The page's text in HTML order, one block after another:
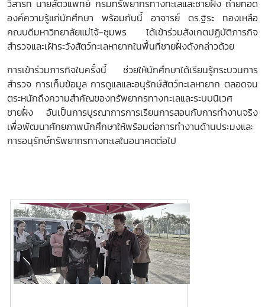
วิสารท นายสัตวแพทย์ กรมทรัพยากรทางทะเลและชายฝั่ง ถ่ายทอด
องค์ความรู้แก่นักศึกษา พร้อมกันนี้ อาจารย์ ดร.ฐิระ ทองเหลือ
คณบดีมหาวิทยาลัยแม่โจ้-ชุมพร ได้เข้าร่วมสังเกตปฏิบัติภารกิจ
สำรวจและเฝ้าระวังสัตว์ทะเลหายากในพื้นที่ชายฝั่งดังกล่าวด้วย
การเข้าร่วมภารกิจในครั้งนี้ ช่วยให้นักศึกษาได้เรียนรู้กระบวนการ
สำรวจ การเก็บข้อมูล การดูแลและอนุรักษ์สัตว์ทะเลหายาก ตลอดจน
ตระหนักถึงความสำคัญของทรัพยากรทางทะเลและระบบนิเวศ
ชายฝั่ง อันเป็นการบูรณาการการเรียนการสอนกับการทำงานจริง
เพื่อพัฒนาศักยภาพนักศึกษาให้พร้อมต่อการทำงานด้านประมงและ
การอนุรักษ์ทรัพยากรทางทะเลในอนาคตต่อไป